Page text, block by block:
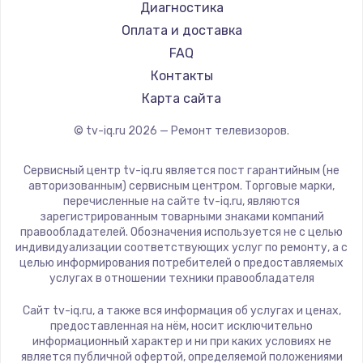
Замена видеокарты
1600 руб.
Заказать
Ремонт разъема питания
880 руб.
Заказать
Замена видеочипа
2745 руб.
Заказать
2600 руб.
Заказать
Hyundai
Doffler
Hiper
Grundig
HITACHI
Yandex
National
iFFALCON
Tuvio
Nord
BenQ
Диагностика
Оплата и доставка
FAQ
Контакты
Карта сайта
© tv-iq.ru 2026 — Ремонт телевизоров.
Сервисный центр tv-iq.ru является пост гарантийным (не
авторизованным) сервисным центром. Торговые марки,
перечисленные на сайте tv-iq.ru, являются
зарегистрированным товарными знаками компаний
правообладателей. Обозначения используется не с целью
индивидуализации соответствующих услуг по ремонту, а с
целью информирования потребителей о предоставляемых
услугах в отношении техники правообладателя
Сайт tv-iq.ru, а также вся информация об услугах и ценах,
предоставленная на нём, носит исключительно
информационный характер и ни при каких условиях не
является публичной офертой, определяемой положениями